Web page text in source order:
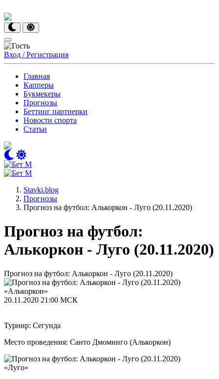
Вход / Регистрация
Главная
Капперы
Букмекеры
Прогнозы
Беттинг партнерки
Новости спорта
Статьи
Stavki.blog
Прогнозы
Прогноз на футбол: Алькоркон - Луго (20.11.2020)
Прогноз на футбол:
Алькоркон - Луго (20.11.2020)
Прогноз на футбол: Алькоркон - Луго (20.11.2020)
«Алькоркон»
20.11.2020 21:00 МСК
Турнир: Сегунда
Место проведения: Санто Дмоминго (Алькоркон)
«Луго»